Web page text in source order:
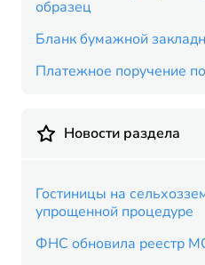
образец
Бланк бумажной
Платежное поручение
Новости раздела
Гостиницы на
упрощенной процедуре
ФНС обновила реестр